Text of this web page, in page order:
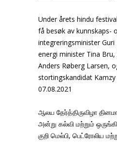
Under årets hindu
få besøk av kunnskaps-
integreringsminister
energi minister Tina
Anders Røberg Larsen,
stortingskandidat
07.08.2021
ஆலய தேர்த்திருவிழா
அன்று கல்வி மற்றும்
குறி மெல்பி, பெட்ரோலிய